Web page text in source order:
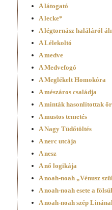
A látogató
A lecke*
A légtornász haláláról
A Lélekoltó
A medve
A Medvefogó
A Meglékelt Homokóra
A mészáros családja
A minták hasonlítottak
A mustos temetés
A Nagy Tüdőtöltés
A nerc utcája
A nesz
A nő logikája
A noah-noah „Vénusz
A noah-noah esete a
A noah-noah szép